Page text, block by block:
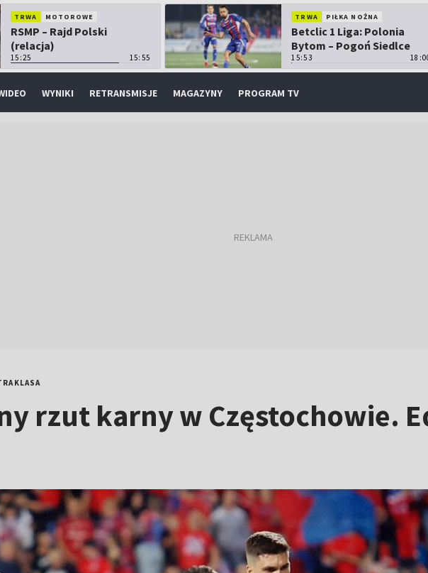
TRWA MOTOROWE
RSMP – Rajd Polski
(relacja)
15:25 15:55
TRWA PIŁKA NOŻNA
Betclic 1 Liga: Polonia
Bytom – Pogoń Siedlce
15:53
WYNIKI RETRANSMISJE MAGAZYNY PROGRAM TV
rzut karny w Częstochowie.